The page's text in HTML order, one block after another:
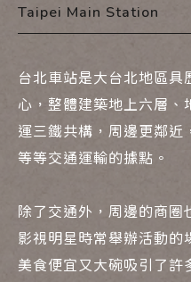
Taipei Main Station
台北車站是大台北地區具
心，整體建築地上六層、
運三鐵共構，周邊更鄰近
等等交通運輸的據點。
除了交通外，周邊的商圈
影視明星時常舉辦活動的
美食便宜又大碗吸引了許